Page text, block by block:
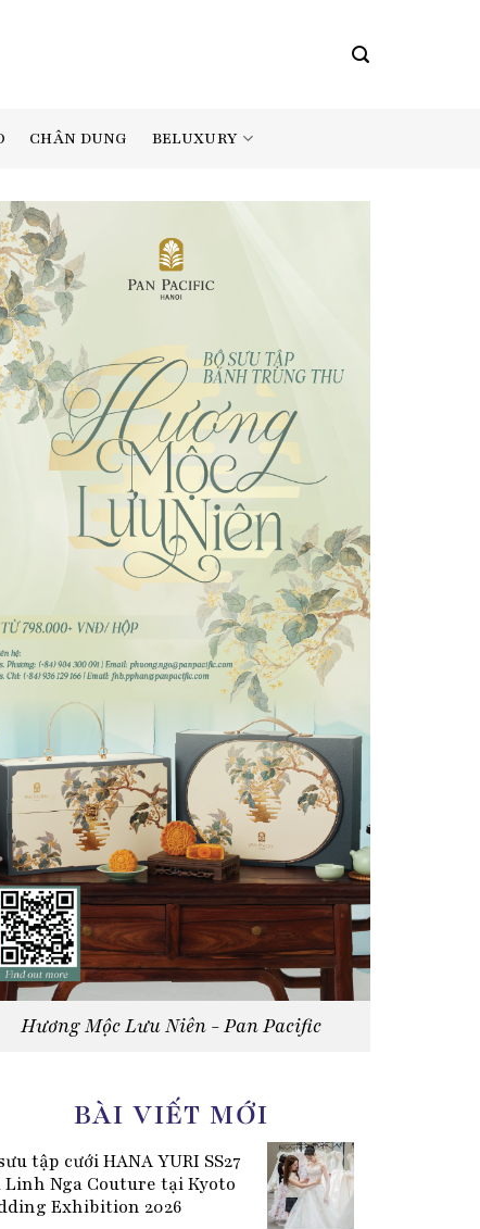
CHÂN DUNG BELUXURY
Hương Mộc Lưu Niên - Pan Pacific
BÀI VIẾT MỚI
tập cưới HANA YURI SS27
Linh Nga Couture tại Kyoto
Exhibition 2026